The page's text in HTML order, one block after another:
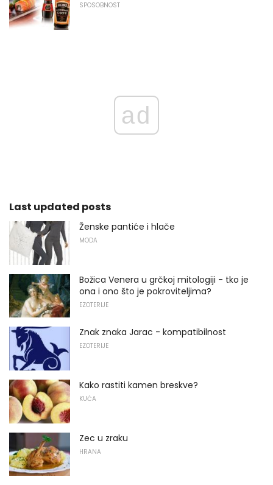
SPOSOBNOST
ad
Last updated posts
Ženske pantiće i hlače
MODA
Božica Venera u grčkoj mitologiji - tko je
ona i ono što je pokroviteljima?
EZOTERIJE
Znak znaka Jarac - kompatibilnost
EZOTERIJE
Kako rastiti kamen breskve?
KUĆA
Zec u zraku
HRANA